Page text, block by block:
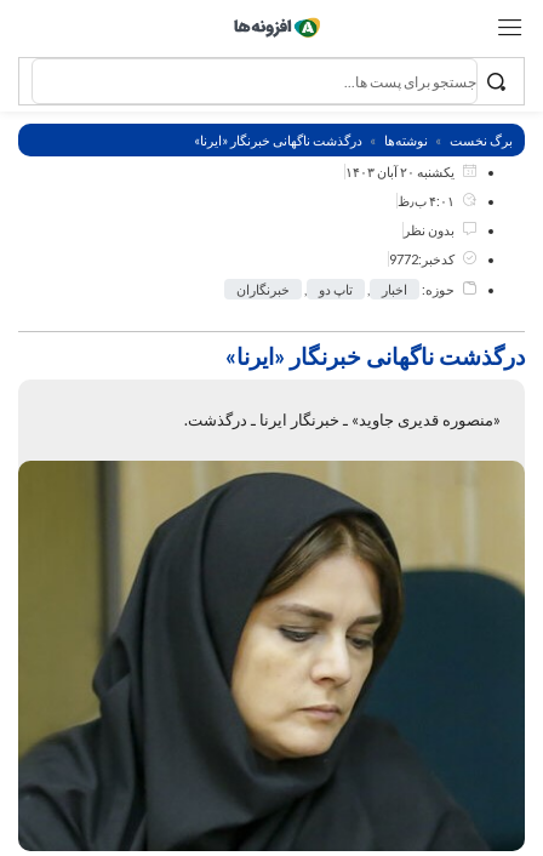
برگ نخست نوشته‌ها
درگذشت ناگهانی خبرنگار «ایرنا»
یکشنبه ۲۰ آبان ۱۴۰۳
۴:۰۱ ب٫ظ
بدون نظر
کدخبر:9772
حوزه:
اخبار تاپ دو خبرنگاران
درگذشت ناگهانی خبرنگار «ایرنا»
«منصوره قدیری جاوید» ـ خبرنگار ایرنا ـ درگذشت.